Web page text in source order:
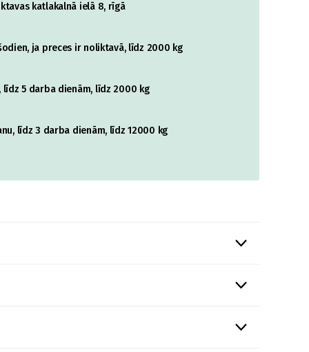
katlakalnā ielā 8, rīgā
ja preces ir noliktavā, līdz 2000 kg
5 darba dienām, līdz 2000 kg
līdz 3 darba dienām, līdz 12000 kg